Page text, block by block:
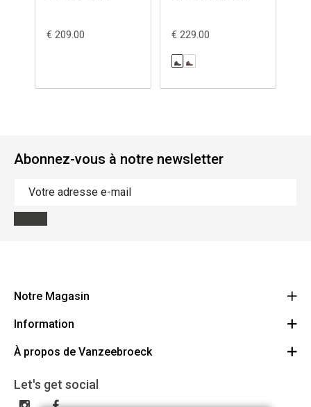
€ 209.00 € 229.00
Abonnez-vous à notre newsletter
Notre Magasin
Vanzeebroeck Motors
1600 Sint-Pieters-Leeuw
023316022
Information
Annulation Commande
Conditions générales
À propos de Vanzeebroeck
Cheque Cadeau
Échange et Retours
Let's get social